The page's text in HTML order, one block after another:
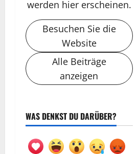
werden hier erscheinen.
Besuchen Sie die
Website
Alle Beiträge
anzeigen
WAS DENKST DU DARÜBER?